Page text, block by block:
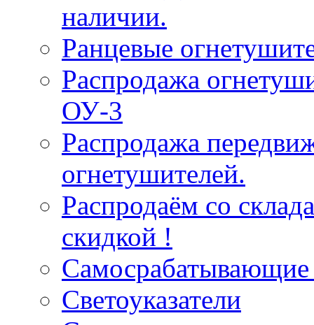
наличии.
Ранцевые
Распродажа
ОУ-3
Распродажа
огнетушителей.
Распродаём со
скидкой !
Самосрабатывающие
Светоуказатели